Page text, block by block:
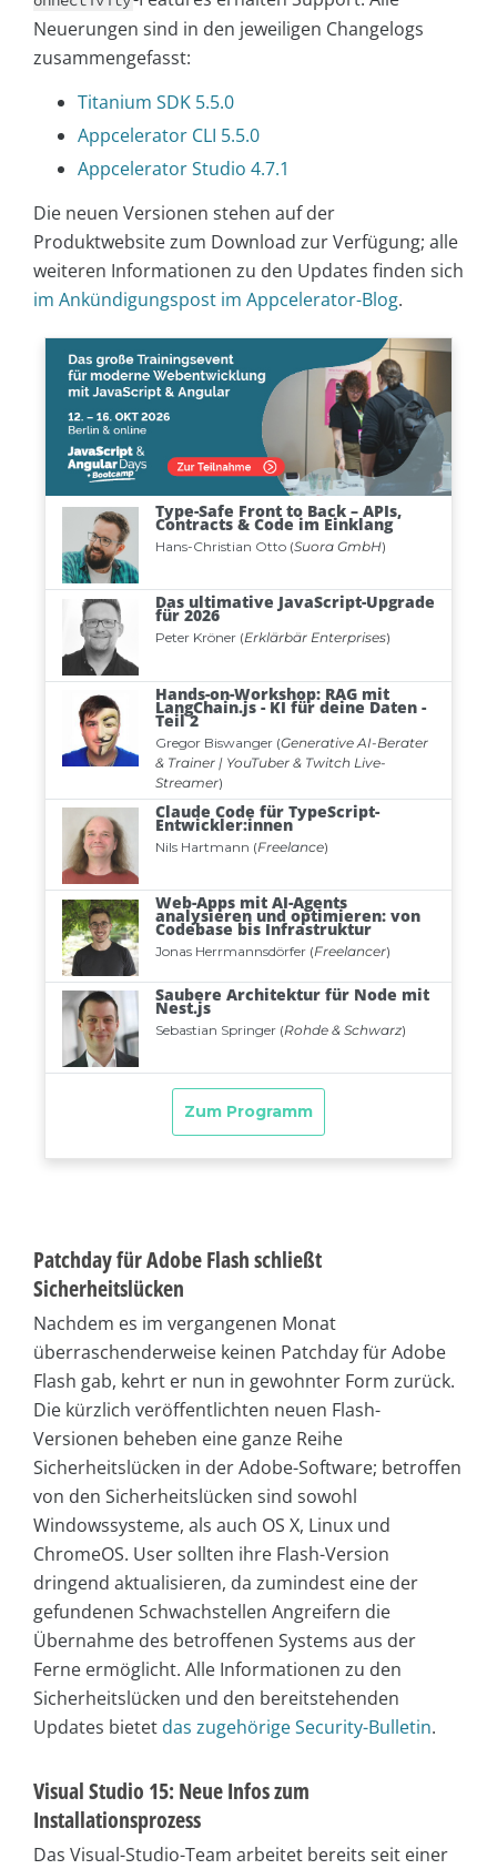
Neuerungen sind in den jeweiligen Changelogs
zusammengefasst:
Titanium SDK 5.5.0
Appcelerator CLI 5.5.0
Appcelerator Studio 4.7.1
Die neuen Versionen stehen auf der
Produktwebsite zum Download zur Verfügung; alle
weiteren Informationen zu den Updates finden sich
im Ankündigungspost im Appcelerator-Blog.
Patchday für Adobe Flash schließt
Sicherheitslücken
Nachdem es im vergangenen Monat
überraschenderweise keinen Patchday für Adobe
Flash gab, kehrt er nun in gewohnter Form zurück.
Die kürzlich veröffentlichten neuen Flash-
Versionen beheben eine ganze Reihe
Sicherheitslücken in der Adobe-Software; betroffen
von den Sicherheitslücken sind sowohl
Windowssysteme, als auch OS X, Linux und
ChromeOS. User sollten ihre Flash-Version
dringend aktualisieren, da zumindest eine der
gefundenen Schwachstellen Angreifern die
Übernahme des betroffenen Systems aus der
Ferne ermöglicht. Alle Informationen zu den
Sicherheitslücken und den bereitstehenden
Updates bietet das zugehörige Security-Bulletin.
Visual Studio 15: Neue Infos zum
Installationsprozess
Das Visual-Studio-Team arbeitet bereits seit einer